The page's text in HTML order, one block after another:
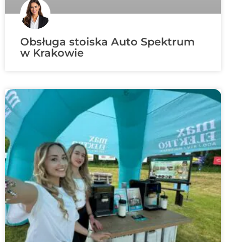
Obsługa stoiska Auto Spektrum
w Krakowie